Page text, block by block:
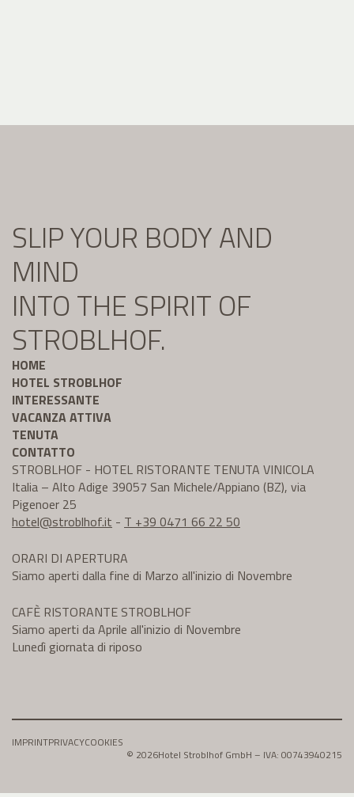
SLIP YOUR BODY AND
MIND
INTO THE SPIRIT OF
STROBLHOF.
HOME
HOTEL STROBLHOF
INTERESSANTE
VACANZA ATTIVA
TENUTA
CONTATTO
STROBLHOF - HOTEL RISTORANTE TENUTA VINICOLA
Italia – Alto Adige 39057 San Michele/Appiano (BZ), via
Pigenoer 25
hotel@stroblhof.it - T +39 0471 66 22 50
ORARI DI APERTURA
Siamo aperti dalla fine di Marzo all'inizio di Novembre
CAFÈ RISTORANTE STROBLHOF
Siamo aperti da Aprile all'inizio di Novembre
Lunedì giornata di riposo
IMPRINTPRIVACYCOOKIES
© 2026Hotel Stroblhof GmbH – IVA: 00743940215